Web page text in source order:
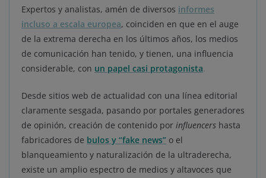
Expertos y analistas, amén de diversos informes
incluso a escala europea, coinciden en que en el auge
de la extrema derecha en los últimos años, los medios
de comunicación han tenido, y tienen, una influencia
considerable, con un papel casi protagonista.
Desde sitios web de actualidad con una línea editorial
claramente sesgada, pasando por portales generadores
de opinión, creación de contenido por influencers hasta
fabricadores de bulos y “fake news” o el
blanqueamiento y naturalización de la ultraderecha,
existe un amplio espectro de medios y altavoces que